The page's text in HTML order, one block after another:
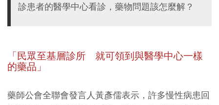
診患者的醫學中心看診，藥物問題該怎麼解？
「民眾至基層診所 就可領到與醫學中心一樣
的藥品」
藥師公會全聯會發言人黃彥儒表示，許多慢性病患回